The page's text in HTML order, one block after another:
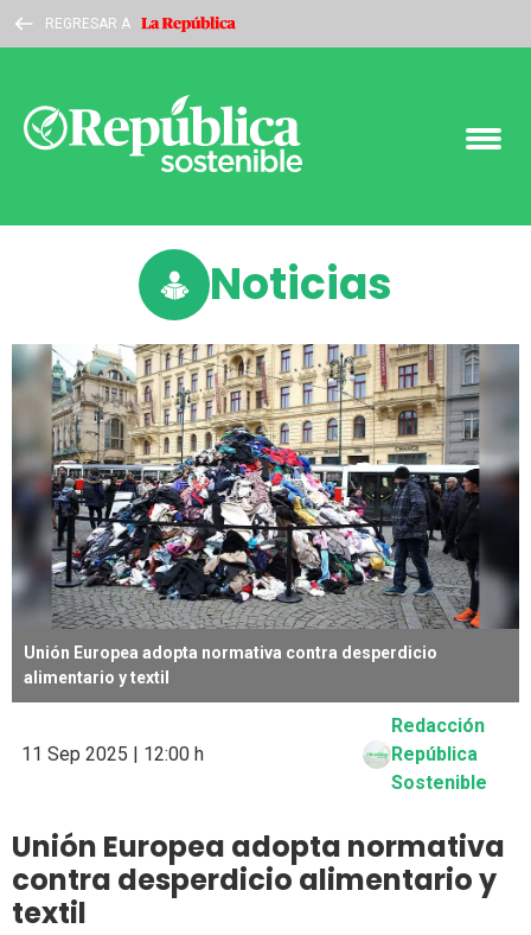
REGRESAR A
Noticias
Unión Europea adopta normativa contra desperdicio
alimentario y textil
11 Sep 2025 | 12:00 h
Redacción
República
Sostenible
Unión Europea adopta normativa
contra desperdicio alimentario y
textil